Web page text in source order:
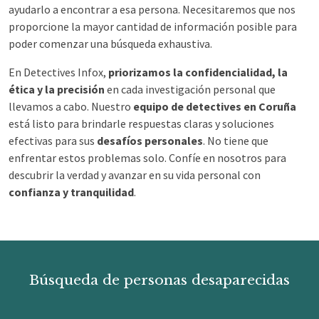
ayudarlo a encontrar a esa persona. Necesitaremos que nos
proporcione la mayor cantidad de información posible para
poder comenzar una búsqueda exhaustiva.
En Detectives Infox, priorizamos la confidencialidad, la
ética y la precisión en cada investigación personal que
llevamos a cabo. Nuestro equipo de detectives en Coruña
está listo para brindarle respuestas claras y soluciones
efectivas para sus desafíos personales. No tiene que
enfrentar estos problemas solo. Confíe en nosotros para
descubrir la verdad y avanzar en su vida personal con
confianza y tranquilidad.
Búsqueda de personas desaparecidas